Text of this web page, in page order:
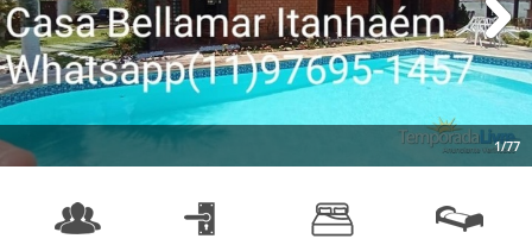
1/77
Next